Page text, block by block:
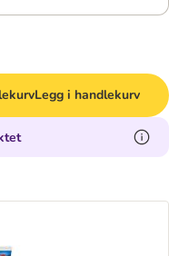
Legg i handlekurv